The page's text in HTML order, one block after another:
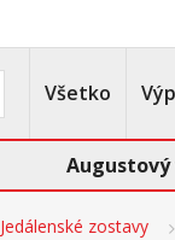
Všetko
Augustový
Jedálenské zostavy